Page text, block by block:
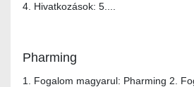
4. Hivatkozások: 5....
Pharming
1. Fogalom magyarul: Pharming 2.